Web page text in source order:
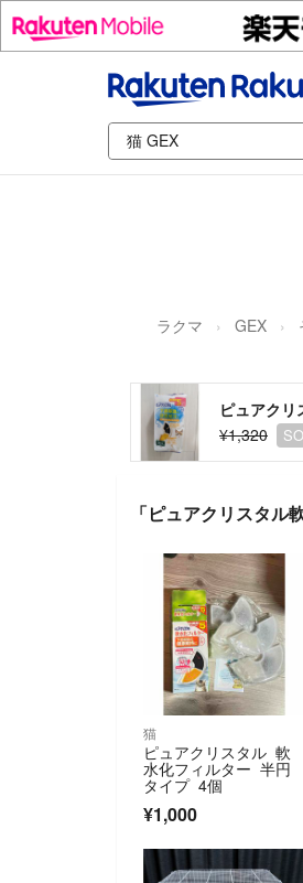
ラクマ GEX
ピュアク
¥1,320
「ピュアクリスタ
猫
ピュアクリスタル 軟
水化フィルター 半円
タイプ 4個
¥1,000